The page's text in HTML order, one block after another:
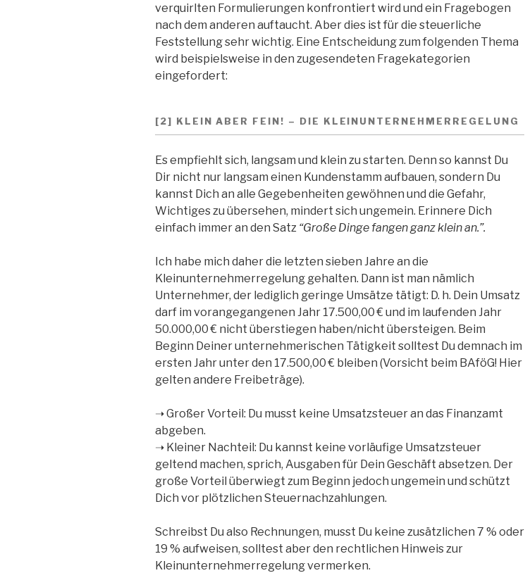
verquirlten Formulierungen konfrontiert wird und ein Fragebogen
nach dem anderen auftaucht. Aber dies ist für die steuerliche
Feststellung sehr wichtig. Eine Entscheidung zum folgenden Thema
wird beispielsweise in den zugesendeten Fragekategorien
eingefordert:
[2] KLEIN ABER FEIN! – DIE KLEINUNTERNEHMERREGELUNG
Es empfiehlt sich, langsam und klein zu starten. Denn so kannst Du
Dir nicht nur langsam einen Kundenstamm aufbauen, sondern Du
kannst Dich an alle Gegebenheiten gewöhnen und die Gefahr,
Wichtiges zu übersehen, mindert sich ungemein. Erinnere Dich
einfach immer an den Satz “Große Dinge fangen ganz klein an.”.
Ich habe mich daher die letzten sieben Jahre an die
Kleinunternehmerregelung gehalten. Dann ist man nämlich
Unternehmer, der lediglich geringe Umsätze tätigt: D. h. Dein Umsatz
darf im vorangegangenen Jahr 17.500,00 € und im laufenden Jahr
50.000,00 € nicht überstiegen haben/nicht übersteigen. Beim
Beginn Deiner unternehmerischen Tätigkeit solltest Du demnach im
ersten Jahr unter den 17.500,00 € bleiben (Vorsicht beim BAföG! Hier
gelten andere Freibeträge).
➝ Großer Vorteil: Du musst keine Umsatzsteuer an das Finanzamt
abgeben.
➝ Kleiner Nachteil: Du kannst keine vorläufige Umsatzsteuer
geltend machen, sprich, Ausgaben für Dein Geschäft absetzen. Der
große Vorteil überwiegt zum Beginn jedoch ungemein und schützt
Dich vor plötzlichen Steuernachzahlungen.
Schreibst Du also Rechnungen, musst Du keine zusätzlichen 7 % oder
19 % aufweisen, solltest aber den rechtlichen Hinweis zur
Kleinunternehmerregelung vermerken.